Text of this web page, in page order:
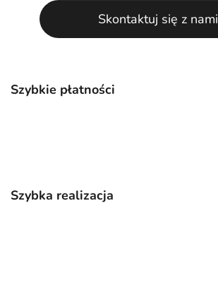
Szybkie płatności
Szybka realizacja
Skontaktuj się z nami